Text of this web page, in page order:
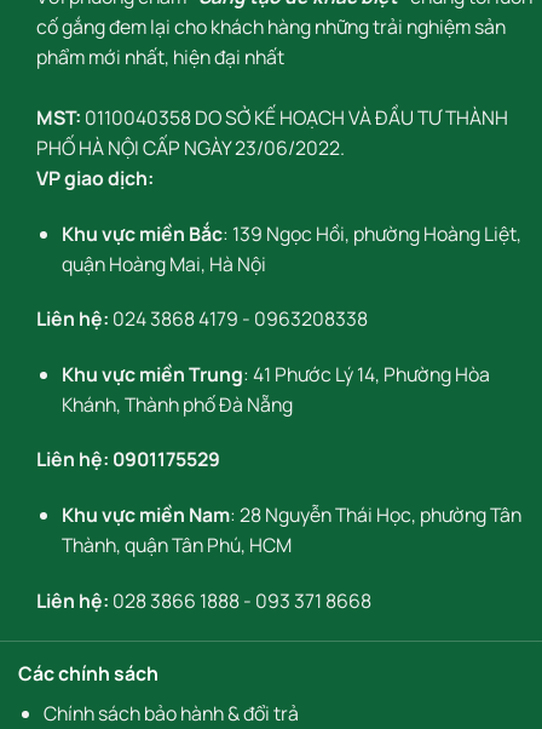
cố gắng đem lại cho khách hàng những trải nghiệm sản
phẩm mới nhất, hiện đại nhất
MST: 0110040358 DO SỞ KẾ HOẠCH VÀ ĐẦU TƯ THÀNH
PHỐ HÀ NỘI CẤP NGÀY 23/06/2022.
VP giao dịch:
Khu vực miền Bắc: 139 Ngọc Hồi, phường Hoàng Liệt,
quận Hoàng Mai, Hà Nội
Liên hệ: 024 3868 4179 - 0963208338
Khu vực miền Trung: 41 Phước Lý 14, Phường Hòa
Khánh, Thành phố Đà Nẵng
Liên hệ: 0901175529
Khu vực miền Nam: 28 Nguyễn Thái Học, phường Tân
Thành, quận Tân Phú, HCM
Liên hệ: 028 3866 1888- 093 371 8668
Các chính sách
Chính sách bảo hành & đổi trả